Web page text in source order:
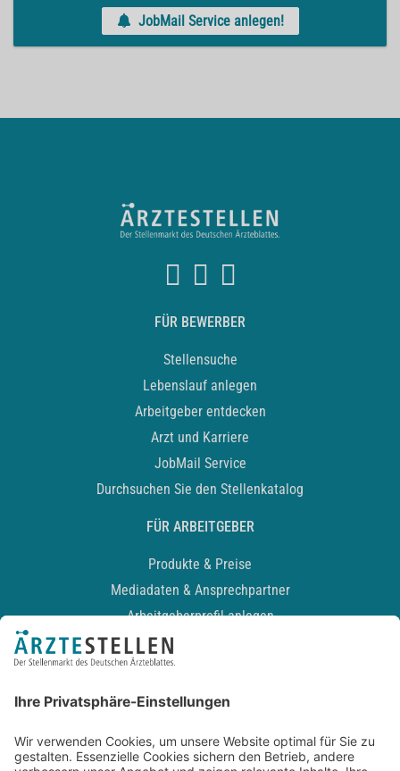
JobMail Service anlegen!
FÜR BEWERBER
Stellensuche
Lebenslauf anlegen
Arbeitgeber entdecken
Arzt und Karriere
JobMail Service
Durchsuchen Sie den Stellenkatalog
FÜR ARBEITGEBER
Produkte & Preise
Mediadaten & Ansprechpartner
Arbeitgeberprofil anlegen
Recruiting-Podcast
Kontakt